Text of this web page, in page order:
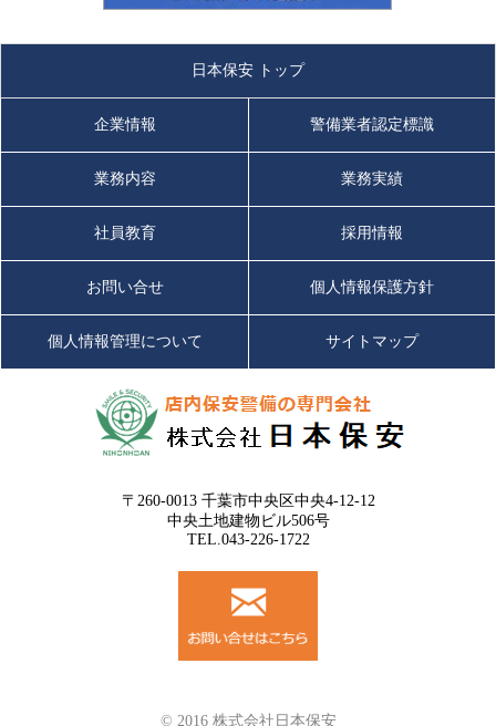
日本保安 トップ
企業情報 警備業者認定標識
業務内容 業務実績
社員教育 採用情報
お問い合せ 個人情報保護方針
個人情報管理について サイトマップ
〒260-0013 千葉市中央区中央4-12-12
中央土地建物ビル506号
TEL.043-226-1722
© 2016 株式会社日本保安